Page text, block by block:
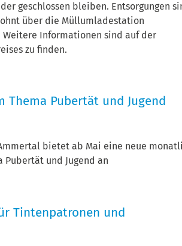
geschlossen bleiben. Entsorgungen
über die Müllumladestation
Weitere Informationen sind auf der
zu finden.
Thema Pubertät und Jugend
bietet ab Mai eine neue
Pubertät und Jugend an
Tintenpatronen und